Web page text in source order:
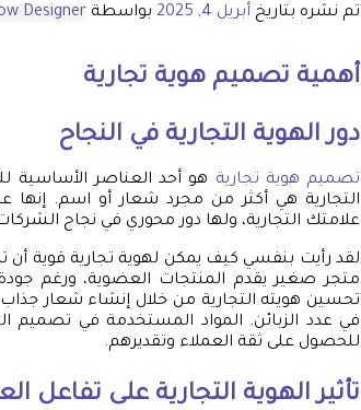
تم نشره بتاريخ أبريل 4, 2025 بواسطة Designer
أهمية تصميم هوية تجارية
دور الهوية التجارية في النجاح
تصميم هوية تجارية هو أحد العناصر
التجارية هي أكثر من مجرد شعار أو اسم. إنها
علامتك التجارية، ولها دور محوري في نجاح
لقد رأيت بنفسي كيف يمكن لهوية تجارية قوية أن
متجر صغير يقدم المنتجات العضوية، ورغم جودة
تحسين هويته التجارية من خلال إنشاء شعار جذاب
في عدد الزبائن. المواد المستخدمة في تصميم
للحصول على ثقة العملاء وتقديرهم.
تأثير الهوية التجارية على تفاعل